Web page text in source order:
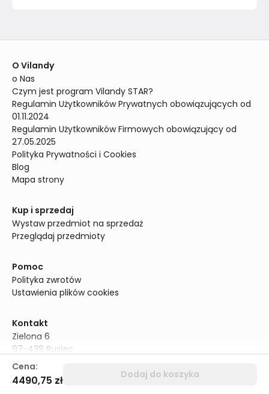
Cena:
4490,75 zł Dodaj do koszyka
O Vilandy
o Nas
Czym jest program Vilandy STAR?
Regulamin Użytkowników Prywatnych obowiązujących od
01.11.2024
Regulamin Użytkowników Firmowych obowiązujący od
27.05.2025
Polityka Prywatności i Cookies
Blog
Mapa strony
Kup i sprzedaj
Wystaw przedmiot na sprzedaż
Przeglądaj przedmioty
Pomoc
Polityka zwrotów
Ustawienia plików cookies
Kontakt
Zielona 6
97-438 Rusiec
Polska
NIP: 5252772868
Infolinia: +48 690 318 881